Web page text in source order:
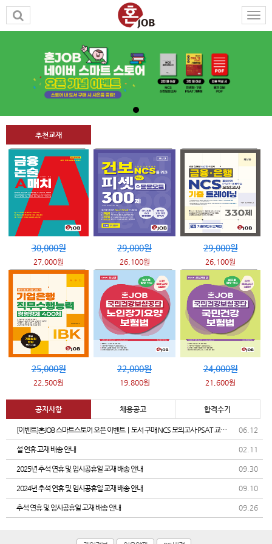
추천교재
30,000원
27,000원
29,000원
26,100원
29,000원
26,100원
25,000원
22,500원
22,000원
19,800원
24,000원
21,600원
공지사항 채용공고 합격수기
[이벤트]혼JOB 스마트스토어 오픈 이벤트｜도서 구매 NCS 모의고사·PSAT 교재
증정
06.12
설 연휴 교재 배송 안내 02.11
2025년 추석 연휴 및 임시공휴일 교재 배송 안내 09.30
2024년 추석 연휴 및 임시공휴일 교재 배송 안내 09.10
추석 연휴 및 임시공휴일 교재 배송 안내 09.26